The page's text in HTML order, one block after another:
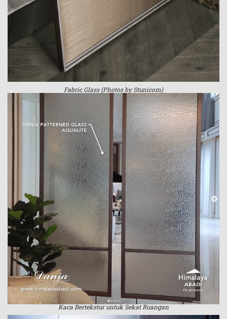
Fabric Glass (Photos by Stunicom)
Kaca Bertekstur untuk Sekat Ruangan